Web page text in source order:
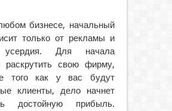
бизнесе, начальный
только от рекламы и
усердия. Для начала
раскрутить свою фирму,
того как у вас будут
клиенты, дело начнет
достойную прибыль.